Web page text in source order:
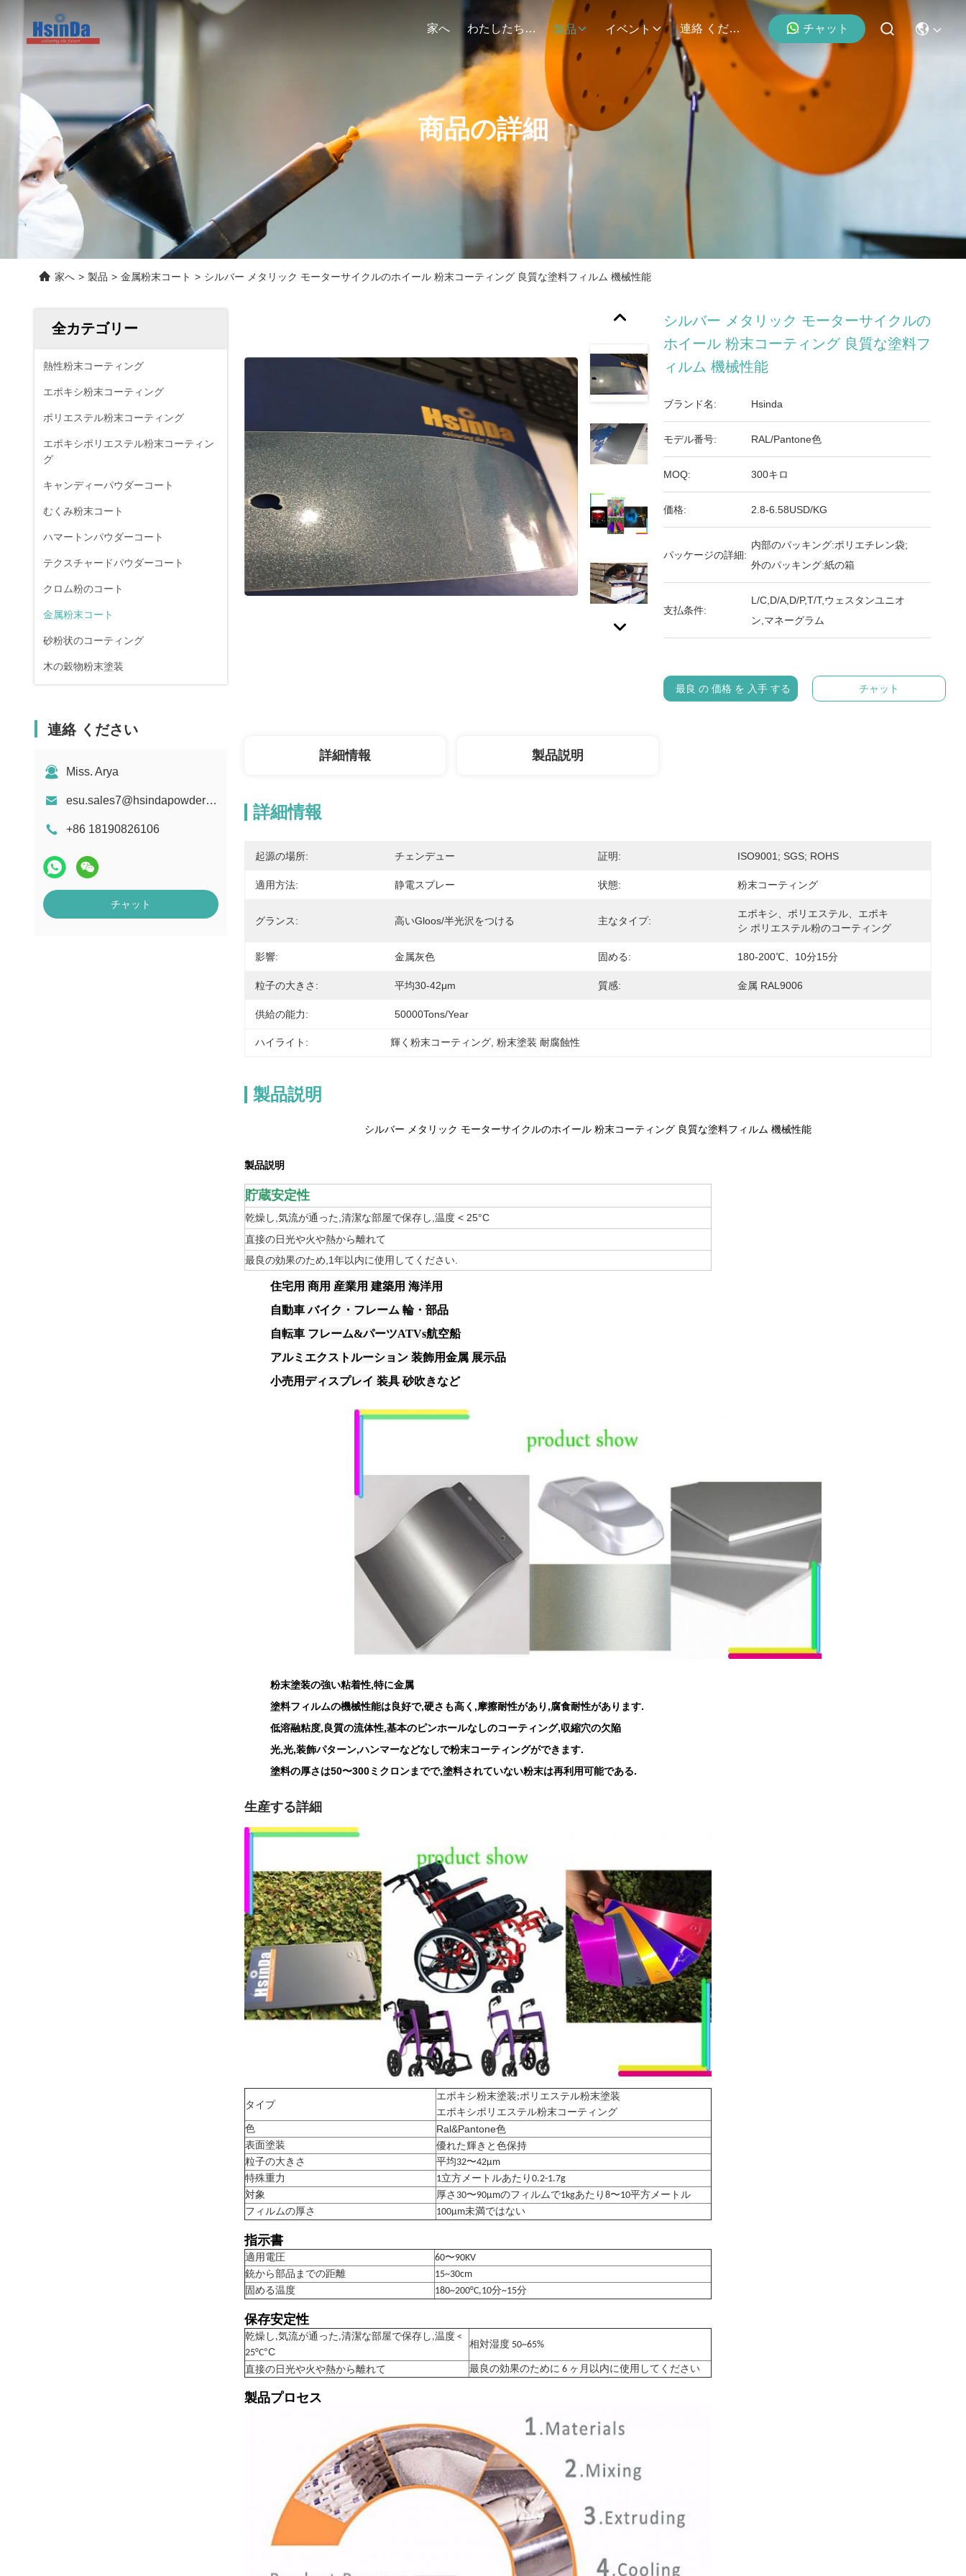
家へ わたしたち に つい て 製品 イベント 連絡 ください チャット
商品の詳細
家へ > 製品 > 金属粉末コート > シルバー メタリック モーターサイクルのホイール 粉末コーティング 良質な塗料フィルム 機械性能
全カテゴリー
熱性粉末コーティング
エポキシ粉末コーティング
ポリエステル粉末コーティング
エポキシポリエステル粉末コーティン
グ
キャンディーパウダーコート
むくみ粉末コート
ハマートンパウダーコート
テクスチャードパウダーコート
クロム粉のコート
金属粉末コート
砂粉状のコーティング
木の穀物粉末塗装
連絡 ください
Miss. Arya
esu.sales7@hsindapowdercoating.com
+86 18190826106
チャット
シルバー メタリック モーターサイクルの
ホイール 粉末コーティング 良質な塗料フ
ィルム 機械性能
ブランド名: Hsinda
モデル番号: RAL/Pantone色
MOQ: 300キロ
価格: 2.8-6.58USD/KG
パッケージの詳細:
内部のパッキング:ポリエチレン袋;
外のパッキング:紙の箱
支払条件:
L/C,D/A,D/P,T/T,ウェスタンユニオ
ン,マネーグラム
最良 の 価格 を 入手 する チャット
詳細情報 製品説明
詳細情報
起源の場所: チェンデュー 証明: ISO9001; SGS; ROHS
適用方法: 静電スプレー 状態: 粉末コーティング
グランス: 高いgloos/半光沢をつける 主なタイプ:
エポキシ、ポリエステル、エポキ
シ ポリエステル粉のコーティング
影響: 金属灰色 固める: 180-200℃、10分15分
粒子の大きさ: 平均30-42μm 質感: 金属 RAL9006
供給の能力: 50000Tons/Year
ハイライト: 輝く粉末コーティング , 粉末塗装 耐腐蝕性
製品説明
シルバー メタリック モーターサイクルのホイール 粉末コーティング 良質な塗料フィルム 機械性能
製品説明
貯蔵安定性
乾燥し,気流が通った,清潔な部屋で保存し,温度 < 25°C
直接の日光や火や熱から離れて
最良の効果のため,1年以内に使用してください.
住宅用 商用 産業用 建築用 海洋用
自動車 バイク・フレーム 輪・部品
自転車 フレーム&パーツATVs航空船
アルミエクストルーション 装飾用金属 展示品
小売用ディスプレイ 装具 砂吹きなど
粉末塗装の強い粘着性,特に金属
塗料フィルムの機械性能は良好で,硬さも高く,摩擦耐性があり,腐食耐性があります.
低溶融粘度,良質の流体性,基本のピンホールなしのコーティング,収縮穴の欠陥
光,光,装飾パターン,ハンマーなどなしで粉末コーティングができます.
塗料の厚さは50〜300ミクロンまでで,塗料されていない粉末は再利用可能である.
生産する詳細
タイプ
エポキシ粉末塗装;ポリエステル粉末塗装
エポキシポリエステル粉末コーティング
色
Ral&Pantone色
表面塗装 優れた輝きと色保持
粒子の大きさ
平均32〜42μm
特殊重力
1立方メートルあたり0.2-1.7g
対象
厚さ30〜90μmのフィルムで1kgあたり8〜10平方メートル
フィルムの厚さ
100μm未満ではない
指示書
適用電圧
60〜90KV
銃から部品までの距離
15~30cm
固める温度
180~200°C,10分~15分
保存安定性
乾燥し,気流が通った,清潔な部屋で保存し,温度 <
25°C°C
相対湿度 50~65%
直接の日光や火や熱から離れて 最良の効果のために 6 ヶ月以内に使用してください
製品プロセス